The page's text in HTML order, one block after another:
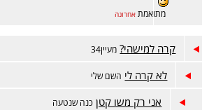
מתואמת אחרונה
קרה למישהי? מעיין34
לא קרה לי השם שלי
אני רק משו קטן כנה שנטעה